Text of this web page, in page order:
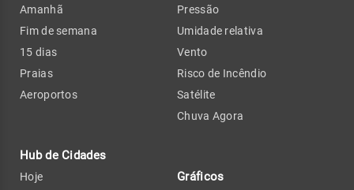
Amanhã
Fim de semana
15 dias
Praias
Aeroportos
Hub de Cidades
Hoje
Pressão
Umidade relativa
Vento
Risco de Incêndio
Satélite
Chuva Agora
Gráficos